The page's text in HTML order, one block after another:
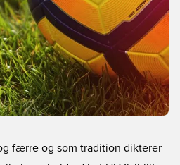
færre og som tradition dikterer